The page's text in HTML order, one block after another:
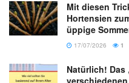
Mit diesen
Hortensien
üppige
17/07/2026 1
Natürlich! Das